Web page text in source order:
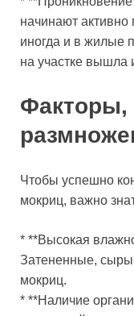
начинают активно
иногда и в жилые
на участке вышла
Факторы,
Чтобы успешно
мокриц, важно
* **Высокая
Затененные,
мокриц.
* **Наличие